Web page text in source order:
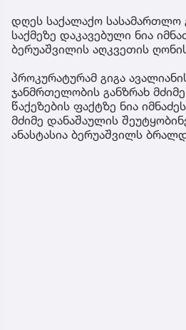
დღეს საქალაქო სასამართლო
საქმეზე დაკავებული ნია
ბერუაშვილის აღკვეთის
პროკურატურამ გიგა
ჯანმრთელობის განზრახ
წაქეზების ფაქტზე ნია
მძიმე დანაშაულის
ანასტასია ბერუაშვილს